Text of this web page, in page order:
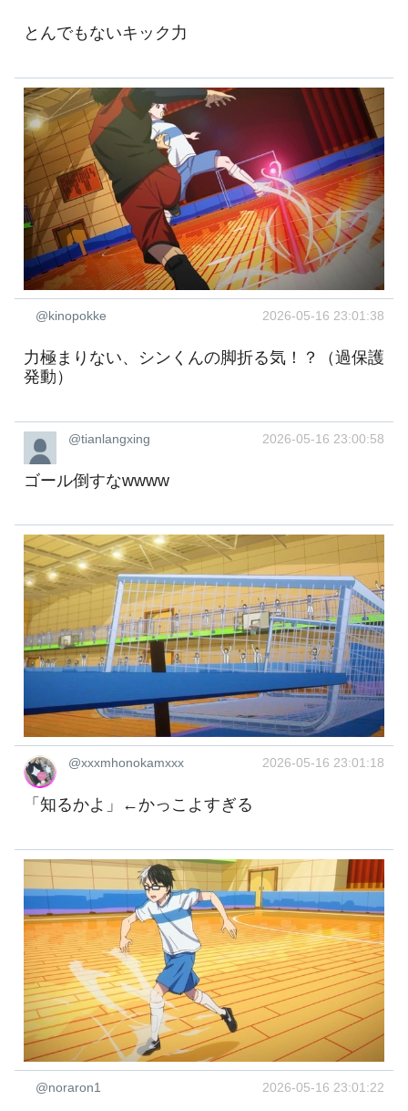
とんでもないキック力
@kinopokke 2026-05-16 23:01:38
力極まりない、シンくんの脚折る気！？（過保護
発動）
@tianlangxing 2026-05-16 23:00:58
ゴール倒すなwwww
@xxxmhonokamxxx 2026-05-16 23:01:18
「知るかよ」←かっこよすぎる
@noraron1 2026-05-16 23:01:22